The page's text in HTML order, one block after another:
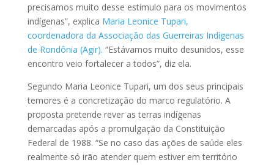
precisamos muito desse estímulo para os movimentos
indígenas”, explica Maria Leonice Tupari,
coordenadora da Associação das Guerreiras Indígenas
de Rondônia (Agir). “Estávamos muito desunidos, esse
encontro veio fortalecer a todos”, diz ela.
Segundo Maria Leonice Tupari, um dos seus principais
temores é a concretização do marco regulatório. A
proposta pretende rever as terras indígenas
demarcadas após a promulgação da Constituição
Federal de 1988. “Se no caso das ações de saúde eles
realmente só irão atender quem estiver em território